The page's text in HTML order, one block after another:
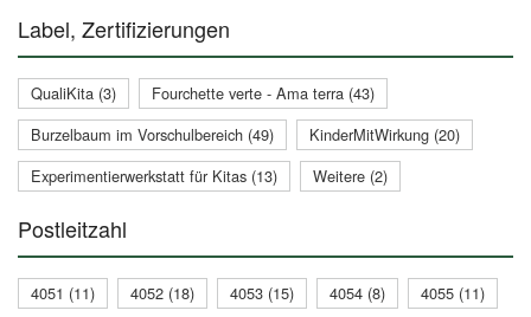
Label, Zertifizierungen
QualiKita (3)
Fourchette verte - Ama terra (43)
Burzelbaum im Vorschulbereich (49)
KinderMitWirkung (20)
Experimentierwerkstatt für Kitas (13)
Weitere (2)
Postleitzahl
4051 (11) 4052 (18) 4053 (15) 4054 (8)
4055 (11)